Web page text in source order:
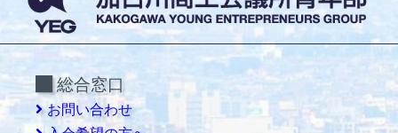
総合窓口
お問い合わせ